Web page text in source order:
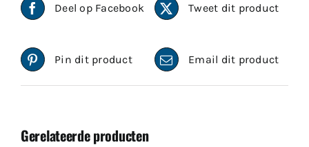
Deel op Facebook Tweet dit product
Pin dit product Email dit product
Gerelateerde producten